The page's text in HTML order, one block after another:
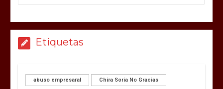
Etiquetas
abuso empresaral Chira Soria No Gracias